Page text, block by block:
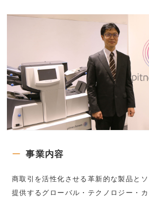
事業内容
商取引を活性化させる革新的な製品と
提供するグローバル・テクノロジー・